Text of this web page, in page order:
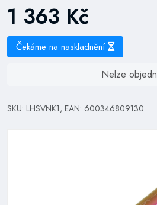
1 363 Kč
Čekáme na naskladnění
Nelze
SKU: LHSVNK1, EAN: 600346809130